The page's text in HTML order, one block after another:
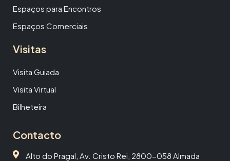
Espaços para Encontros
Espaços Comerciais
Visitas
Visita Guiada
Visita Virtual
Bilheteira
Contacto
Alto do Pragal, Av. Cristo Rei, 2800-058 Almada